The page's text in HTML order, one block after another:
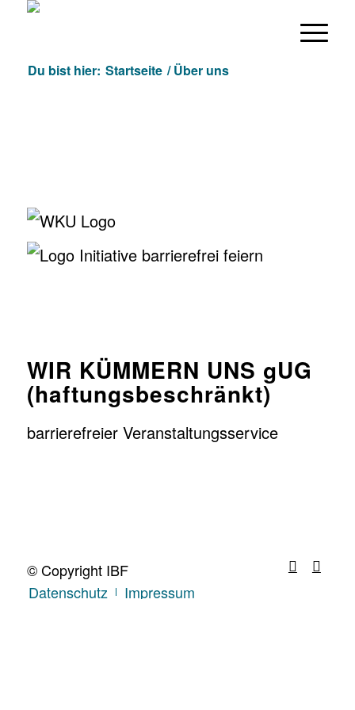
Du bist hier: Startseite / Über uns
WIR KÜMMERN UNS gUG
(haftungsbeschränkt)
barrierefreier Veranstaltungsservice
© Copyright IBF
Datenschutz
Impressum